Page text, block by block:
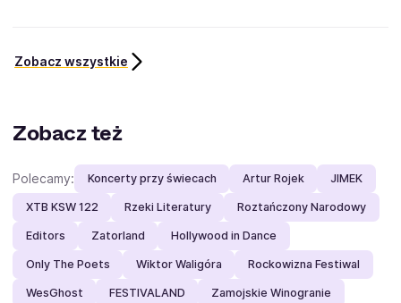
Zobacz wszystkie
Zobacz też
Polecamy: Koncerty przy świecach Artur Rojek JIMEK
XTB KSW 122 Rzeki Literatury Roztańczony Narodowy
Editors Zatorland Hollywood in Dance
Only The Poets Wiktor Waligóra Rockowizna Festiwal
WesGhost FESTIVALAND Zamojskie Winogranie